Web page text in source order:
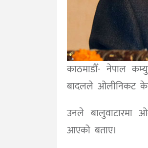
काठमाडौँ- नेपाल
बादलले ओलीनिकट
उनले बालुवाटारमा
आएको बताए।